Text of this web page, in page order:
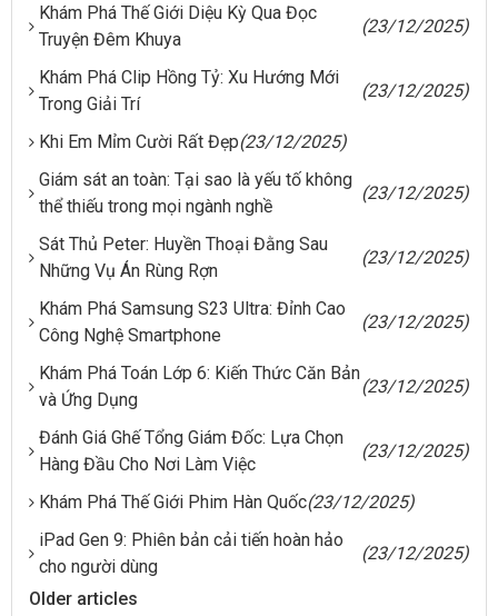
Khám Phá Thế Giới Diệu Kỳ Qua Đọc
Truyện Đêm Khuya
(23/12/2025)
Khám Phá Clip Hồng Tỷ: Xu Hướng Mới
Trong Giải Trí
(23/12/2025)
Khi Em Mỉm Cười Rất Đẹp(23/12/2025)
Giám sát an toàn: Tại sao là yếu tố không
thể thiếu trong mọi ngành nghề
(23/12/2025)
Sát Thủ Peter: Huyền Thoại Đằng Sau
Những Vụ Án Rùng Rợn
(23/12/2025)
Khám Phá Samsung S23 Ultra: Đỉnh Cao
Công Nghệ Smartphone
(23/12/2025)
Khám Phá Toán Lớp 6: Kiến Thức Căn Bản
và Ứng Dụng
(23/12/2025)
Đánh Giá Ghế Tổng Giám Đốc: Lựa Chọn
Hàng Đầu Cho Nơi Làm Việc
(23/12/2025)
Khám Phá Thế Giới Phim Hàn Quốc(23/12/2025)
iPad Gen 9: Phiên bản cải tiến hoàn hảo
cho người dùng
(23/12/2025)
Older articles